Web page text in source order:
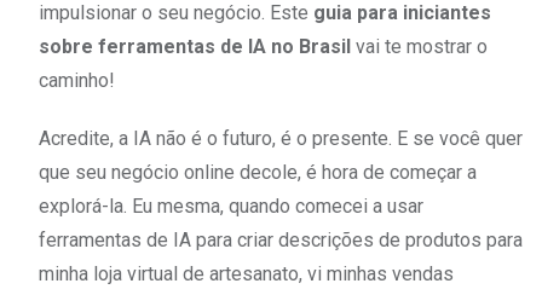
impulsionar o seu negócio. Este guia para iniciantes
sobre ferramentas de IA no Brasil vai te mostrar o
caminho!
Acredite, a IA não é o futuro, é o presente. E se você quer
que seu negócio online decole, é hora de começar a
explorá-la. Eu mesma, quando comecei a usar
ferramentas de IA para criar descrições de produtos para
minha loja virtual de artesanato, vi minhas vendas